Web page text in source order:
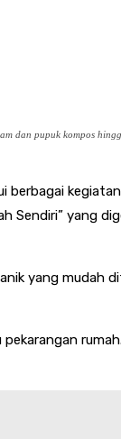
dan pupuk kompos
Sendiri” yang
yang mudah